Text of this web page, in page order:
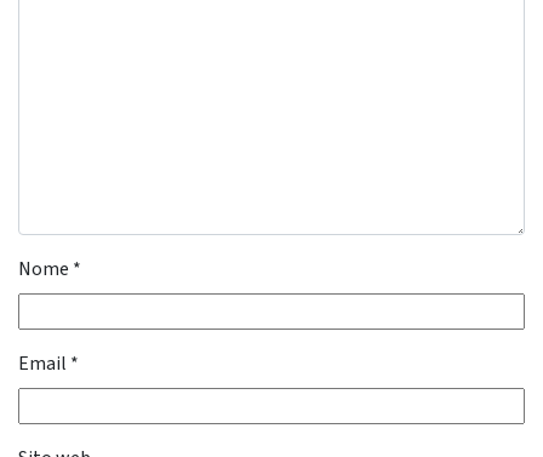
Nome *
Email *